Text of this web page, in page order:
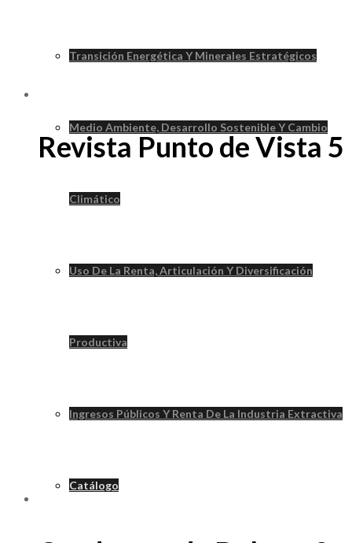
Transición Energética Y Minerales Estratégicos
Medio Ambiente, Desarrollo Sostenible Y Cambio
Climático
Uso De La Renta, Articulación Y Diversificación
Productiva
Ingresos Públicos Y Renta De La Industria Extractiva
Catálogo
Revista Punto de Vista 5